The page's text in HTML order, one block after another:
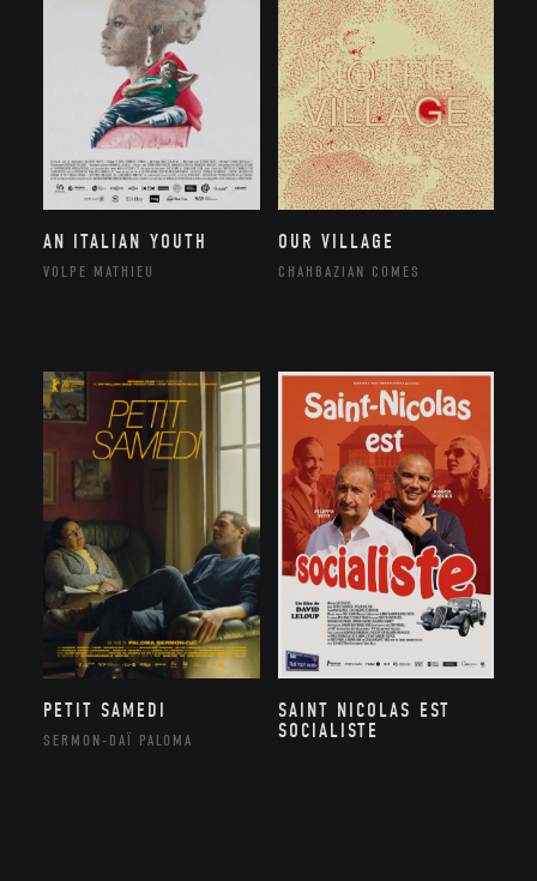
AN ITALIAN YOUTH
VOLPE MATHIEU
OUR VILLAGE
CHAHBAZIAN COMES
PETIT SAMEDI
SERMON-DAÏ PALOMA
SAINT NICOLAS EST
SOCIALISTE